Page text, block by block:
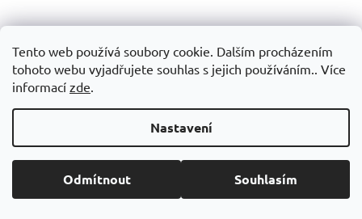
Tento web používá soubory cookie. Dalším procházením
tohoto webu vyjadřujete souhlas s jejich používáním.. Více
informací zde.
Nastavení
Odmítnout Souhlasím